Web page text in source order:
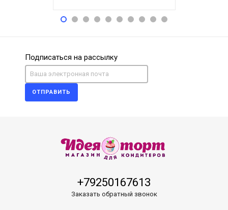
Подписаться на рассылку
ОТПРАВИТЬ
+79250167613
Заказать обратный звонок